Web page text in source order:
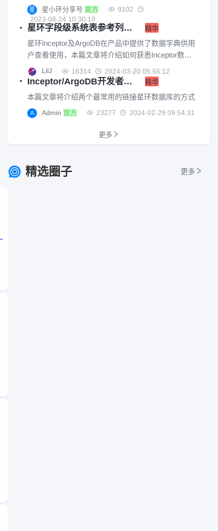
律等等，这些限制很容易导致一个现象--数据倾斜。
本篇文章将从计算原理层面为您讲述为什么会出现数
据倾斜的现象，它的诱因是什么，有什么影响，以及
星环科技为了避免这些风险做的一些技术创新与方
案。感兴趣的小伙伴们继续看下去吧~
星 星小环分享号 官方
9102
2023-08-24 10:30:19
星环字段级系统表参考列表（Inceptor/ArgoDB） 精华
星环Inceptor及ArgoDB在产品中提供了数据字典供用
户查看使用，本篇文章将介绍如何获悉Inceptor数据
库中存储的表相关信息，如需了解更多有关ArgoDB
Holodesk表的统计信息，可参考官网文档站
LilJ 16314 2024-03-20 05:56:12
Inceptor/ArgoDB开发者指南系列1--如何连接数据库 精华
本篇文章将介绍两个最常用的链接星环数据库的方式
A Admin 官方 23277 2024-02-29 09:54:31
更多
精选圈子 更多